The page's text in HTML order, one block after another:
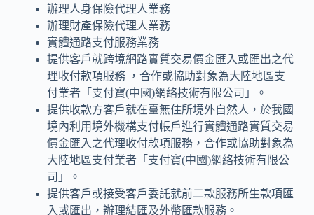
辦理人身保險代理人業務
辦理財產保險代理人業務
實體通路支付服務業務
提供客戶就跨境網路實質交易價金匯入或匯出之代
理收付款項服務 ，合作或協助對象為大陸地區支
付業者「支付寶(中國)網絡技術有限公司」。
提供收款方客戶就在臺無住所境外自然人，於我國
境內利用境外機構支付帳戶進行實體通路實質交易
價金匯入之代理收付款項服務，合作或協助對象為
大陸地區支付業者「支付寶(中國)網絡技術有限公
司」。
提供客戶或接受客戶委託就前二款服務所生款項匯
入或匯出，辦理結匯及外幣匯款服務。